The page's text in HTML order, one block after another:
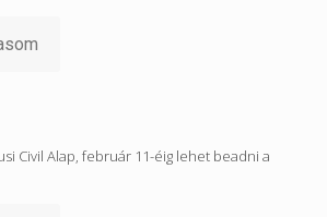
Civil Alap, február 11-éig lehet beadni a